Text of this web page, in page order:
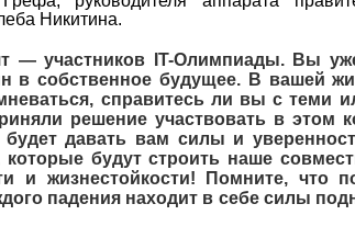
Никитина.
— участников IT-Олимпиады. Вы
собственное будущее. В вашей
справитесь ли вы с теми
решение участвовать в этом
давать вам силы и
будут строить наше
и жизнестойкости! Помните, что
падения находит в себе силы